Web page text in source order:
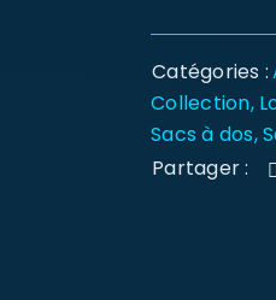
Catégories :
Collection,
Sacs à dos,
Partager :